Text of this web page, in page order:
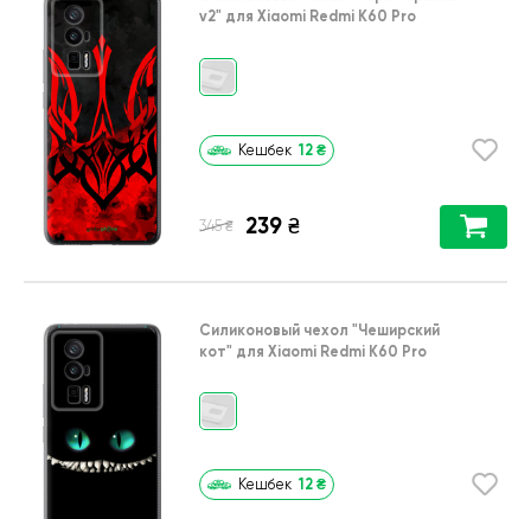
v2" для Xiaomi Redmi K60 Pro
Кешбек 12 ₴
345 ₴ 239 ₴
Силиконовый чехол "Чеширский
кот" для Xiaomi Redmi K60 Pro
Кешбек 12 ₴